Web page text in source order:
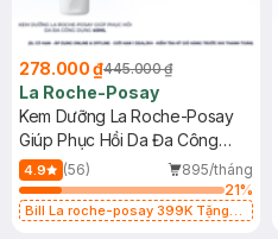
278.000 ₫445.000 ₫
La Roche-Posay
Kem Dưỡng La Roche-Posay
Giúp Phục Hồi Da Đa Công
Dụng 40ml
4.9 (56)
895/tháng
21%
Bill La roche-posay 399K Tặng